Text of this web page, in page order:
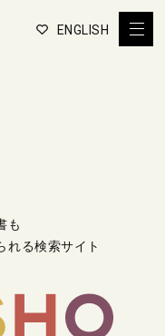
ENGLISH
も
れる検索サイト